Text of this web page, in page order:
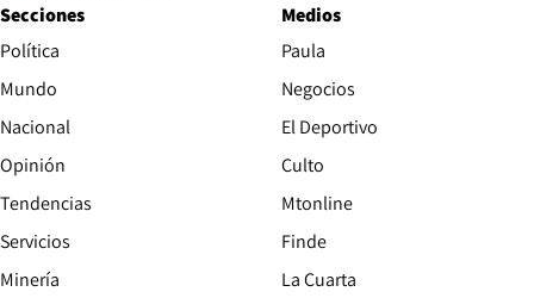
Secciones
Política
Mundo
Nacional
Opinión
Tendencias
Servicios
Minería
Medios
Paula
Negocios
El Deportivo
Culto
Mtonline
Finde
La Cuarta